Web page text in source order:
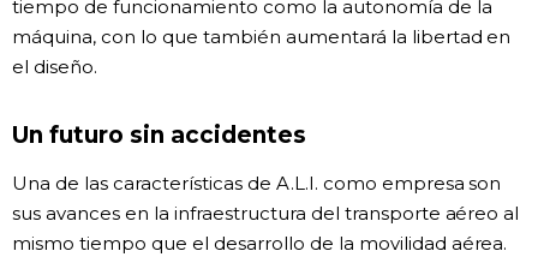
tiempo de funcionamiento como la autonomía de la
máquina, con lo que también aumentará la libertad en
el diseño.
Un futuro sin accidentes
Una de las características de A.L.I. como empresa son
sus avances en la infraestructura del transporte aéreo al
mismo tiempo que el desarrollo de la movilidad aérea.